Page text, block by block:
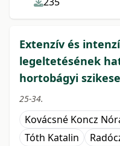
Extenzív és
legeltetésének
hortobágyi
25-34.
Kovácsné Koncz
Tóth Katalin